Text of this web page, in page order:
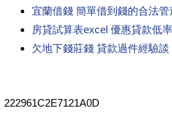
宜蘭借錢 簡單借到錢的合法
房貸試算表excel 優惠貸款低
欠地下錢莊錢 貸款過件經驗談
222961C2E7121A0D